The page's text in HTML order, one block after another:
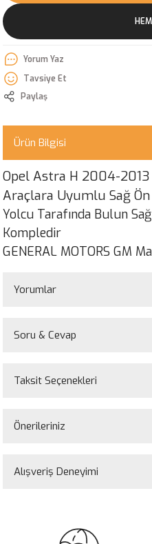
Yorum Yaz
Tavsiye Et
Paylaş
Ürün Bilgisi
Opel Astra H 2004-2013
Araçlara Uyumlu Sağ
Yolcu Tarafında Bulun
Kompledir
GENERAL MOTORS GM
Yorumlar
Soru & Cevap
Ürün hakkında
Taksit Seçenekleri
Önerileriniz
yetersiz gördüğünüz noktaları
Ürün resmi kalitesiz, bozuk veya
Alışveriş Deneyimi